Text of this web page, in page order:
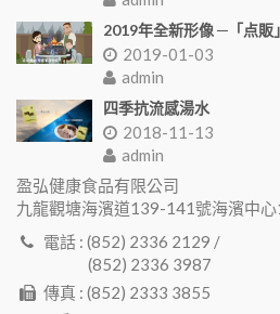
2019年全新形像 ─「点販
2019-01-03
admin
四季抗流感湯水
2018-11-13
admin
盈弘健康食品有限公司
九龍觀塘海濱道139-141號海濱中
電話 : (852) 2336 2129 /
(852) 2336 3987
傳真 : (852) 2333 3855